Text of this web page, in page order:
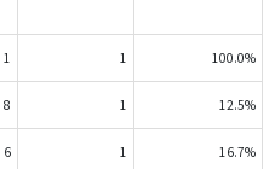
1 1 100.0%
8 1 12.5%
6 1 16.7%